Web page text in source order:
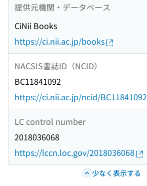
提供元機関・データベース
CiNii Books
https://ci.nii.ac.jp/books
NACSIS書誌ID（NCID）
BC11841092
https://ci.nii.ac.jp/ncid/BC11841092
LC control number
2018036068
https://lccn.loc.gov/2018036068
少なく表示する